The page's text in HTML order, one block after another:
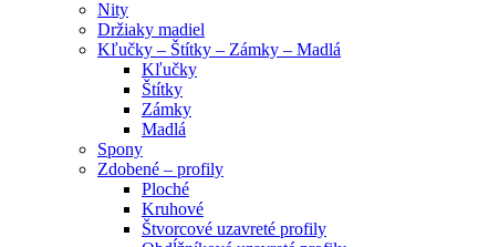
Nity
Držiaky madiel
Kľučky – Štítky – Zámky – Madlá
Kľučky
Štítky
Zámky
Madlá
Spony
Zdobené – profily
Ploché
Kruhové
Štvorcové uzavreté profily